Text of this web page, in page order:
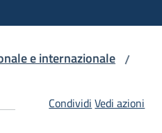
e internazionale /
Condividi Vedi azioni